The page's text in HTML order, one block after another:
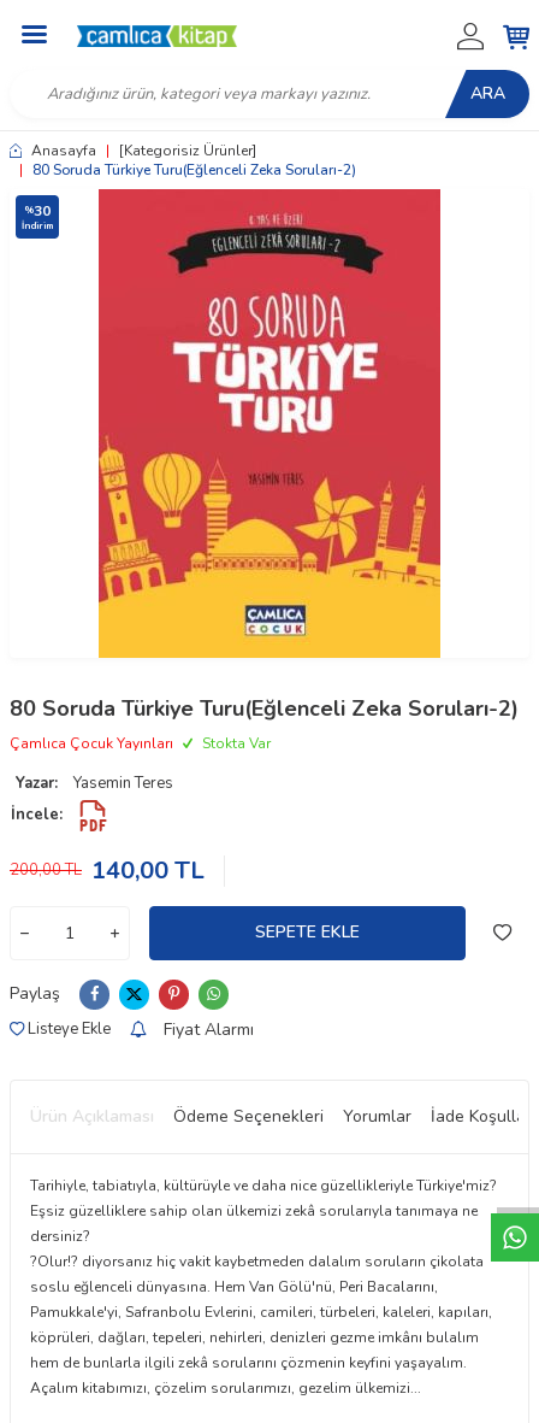
ARA
Anasayfa |
[Kategorisiz Ürünler]
| 80 Soruda Türkiye Turu(Eğlenceli Zeka Soruları-2)
%30
İndirim
80 Soruda Türkiye Turu(Eğlenceli Zeka Soruları-2)
Çamlıca Çocuk Yayınları Stokta Var
Yazar:
Yasemin Teres
İncele:
200,00TL 140,00TL
SEPETE EKLE
Paylaş
Listeye Ekle Fiyat Alarmı
Ürün Açıklaması Ödeme Seçenekleri Yorumlar İade Koşulları
Tarihiyle, tabiatıyla, kültürüyle ve daha nice güzellikleriyle Türkiye'miz?
Eşsiz güzelliklere sahip olan ülkemizi zekâ sorularıyla tanımaya ne
dersiniz?
?Olur!? diyorsanız hiç vakit kaybetmeden dalalım soruların çikolata
soslu eğlenceli dünyasına. Hem Van Gölü'nü, Peri Bacalarını,
Pamukkale'yi, Safranbolu Evlerini, camileri, türbeleri, kaleleri, kapıları,
köprüleri, dağları, tepeleri, nehirleri, denizleri gezme imkânı bulalım
hem de bunlarla ilgili zekâ sorularını çözmenin keyfini yaşayalım.
Açalım kitabımızı, çözelim sorularımızı, gezelim ülkemizi...